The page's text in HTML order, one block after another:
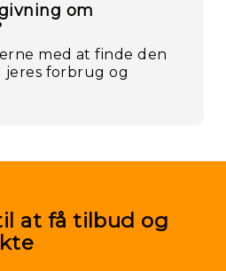
om
med at finde den
forbrug og
at få tilbud og